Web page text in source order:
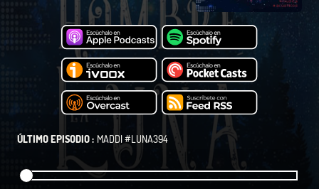
ÚLTIMO EPISODIO : MADDI #LUNA394